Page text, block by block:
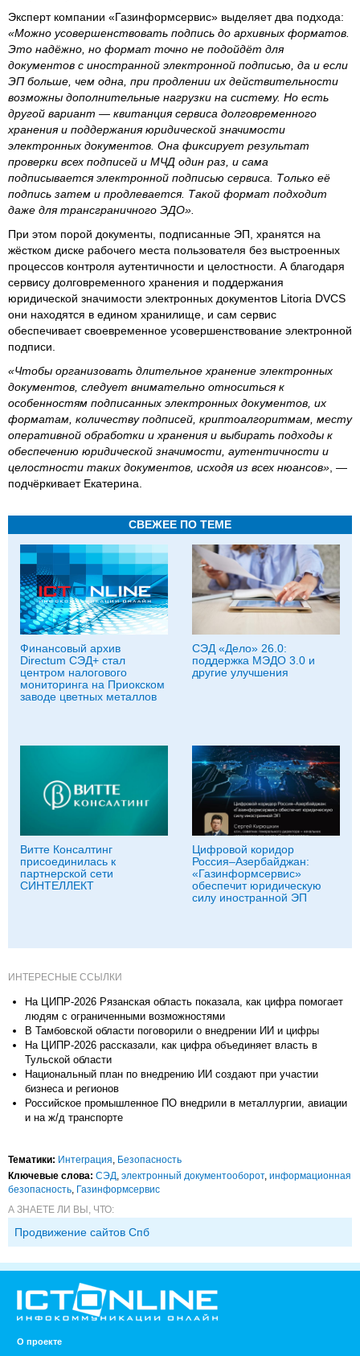
Эксперт компании «Газинформсервис» выделяет два подхода:
«Можно усовершенствовать подпись до архивных форматов.
Это надёжно, но формат точно не подойдёт для
документов с иностранной электронной подписью, да и если
ЭП больше, чем одна, при продлении их действительности
возможны дополнительные нагрузки на систему. Но есть
другой вариант — квитанция сервиса долговременного
хранения и поддержания юридической значимости
электронных документов. Она фиксирует результат
проверки всех подписей и МЧД один раз, и сама
подписывается электронной подписью сервиса. Только её
подпись затем и продлевается. Такой формат подходит
даже для трансграничного ЭДО».
При этом порой документы, подписанные ЭП, хранятся на
жёстком диске рабочего места пользователя без выстроенных
процессов контроля аутентичности и целостности. А благодаря
сервису долговременного хранения и поддержания
юридической значимости электронных документов Litoria DVCS
они находятся в едином хранилище, и сам сервис
обеспечивает своевременное усовершенствование электронной
подписи.
«Чтобы организовать длительное хранение электронных
документов, следует внимательно относиться к
особенностям подписанных электронных документов, их
форматам, количеству подписей, криптоалгоритмам, месту
оперативной обработки и хранения и выбирать подходы к
обеспечению юридической значимости, аутентичности и
целостности таких документов, исходя из всех нюансов» , —
подчёркивает Екатерина.
СВЕЖЕЕ ПО ТЕМЕ
Финансовый архив
Directum СЭД+ стал
центром налогового
мониторинга на Приокском
заводе цветных металлов
СЭД «Дело» 26.0:
поддержка МЭДО 3.0 и
другие улучшения
Витте Консалтинг
присоединилась к
партнерской сети
СИНТЕЛЛЕКТ
Цифровой коридор
Россия–Азербайджан:
«Газинформсервис»
обеспечит юридическую
силу иностранной ЭП
ИНТЕРЕСНЫЕ ССЫЛКИ
На ЦИПР-2026 Рязанская область показала, как цифра помогает
людям с ограниченными возможностями
В Тамбовской области поговорили о внедрении ИИ и цифры
На ЦИПР-2026 рассказали, как цифра объединяет власть в
Тульской области
Национальный план по внедрению ИИ создают при участии
бизнеса и регионов
Российское промышленное ПО внедрили в металлургии, авиации
и на ж/д транспорте
Тематики: Интеграция, Безопасность
Ключевые слова: СЭД, электронный документооборот, информационная
безопасность, Газинформсервис
А ЗНАЕТЕ ЛИ ВЫ, ЧТО:
Продвижение сайтов Спб
О проекте